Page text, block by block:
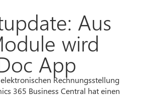
Aus
wird
App
Rechnungsstellung
365 Business Central hat einen